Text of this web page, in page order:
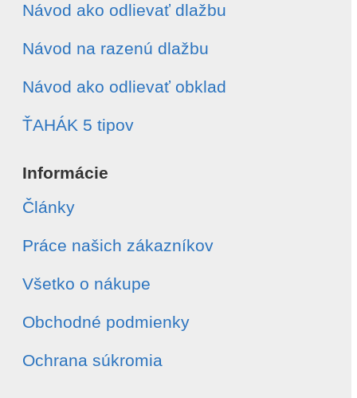
Návod ako odlievať dlažbu
Návod na razenú dlažbu
Návod ako odlievať obklad
ŤAHÁK 5 tipov
Informácie
Články
Práce našich zákazníkov
Všetko o nákupe
Obchodné podmienky
Ochrana súkromia